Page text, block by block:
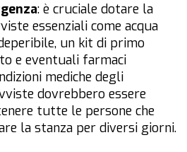
: è cruciale dotare la
essenziali come acqua
un kit di primo
e eventuali farmaci
mediche degli
dovrebbero essere
tutte le persone che
la stanza per diversi giorni.